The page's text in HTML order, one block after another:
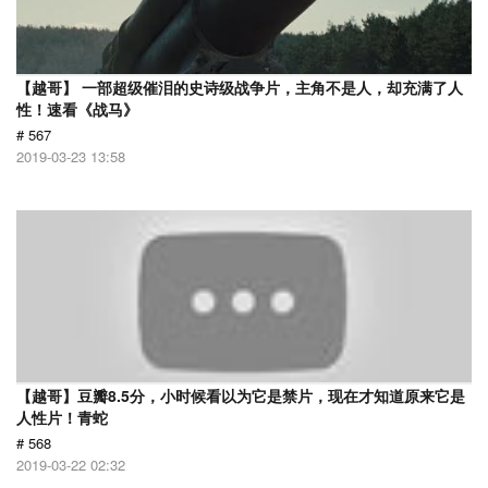
【越哥】 一部超级催泪的史诗级战争片，主角不是人，却充满了人
性！速看《战马》
# 567
2019-03-23 13:58
【越哥】豆瓣8.5分，小时候看以为它是禁片，现在才知道原来它是
人性片！青蛇
# 568
2019-03-22 02:32